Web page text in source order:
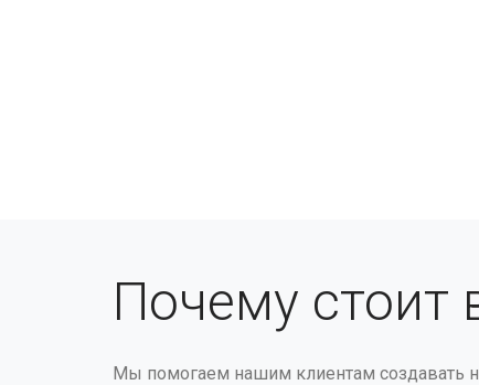
Почему стоит
Мы помогаем нашим клиентам создавать